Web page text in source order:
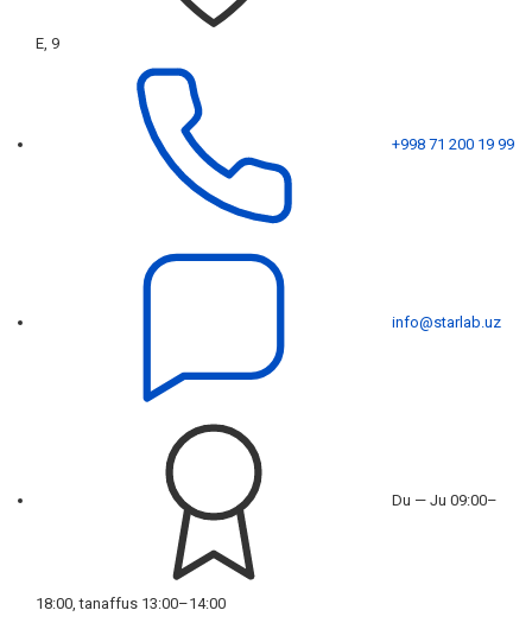
E, 9
+998 71 200 19 99
info@starlab.uz
Du — Ju 09:00–
18:00, tanaffus 13:00–14:00